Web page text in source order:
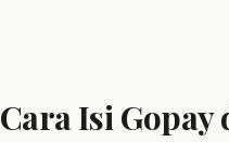
Cara Isi